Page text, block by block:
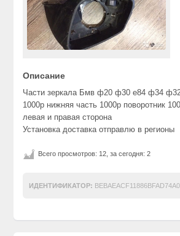
Описание
Части зеркала Бмв ф20 ф30 е84 ф34 ф32
1000р нижняя часть 1000р поворотник
левая и правая сторона
Установка доставка отправлю в регионы
Всего просмотров: 12, за сегодня: 2
ИДЕНТИФИКАТОР: